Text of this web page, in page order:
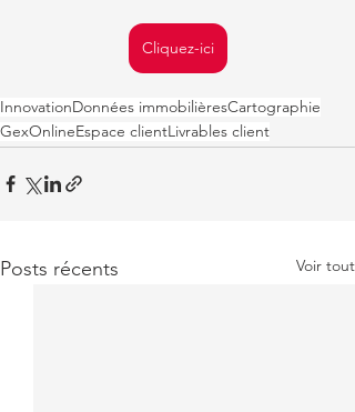
Cliquez-ici
InnovationDonnées immobilièresCartographie
GexOnlineEspace clientLivrables client
Posts récents Voir tout